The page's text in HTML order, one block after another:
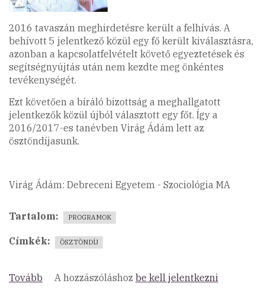
2016 tavaszán meghirdetésre került a felhívás. A
behívott 5 jelentkező közül egy fő került kiválasztásra,
azonban a kapcsolatfelvételt követő egyeztetések és
segítségnyújtás után nem kezdte meg önkéntes
tevékenységét.
Ezt követően a bíráló bizottság a meghallgatott
jelentkezők közül újból választott egy főt. Így a
2016/2017-es tanévben Virág Ádám lett az
ösztöndíjasunk.
Virág Ádám: Debreceni Egyetem - Szociológia MA
Tartalom PROGRAMOK
Címkék ÖSZTÖNDÍJ
Tovább (2016/2017-
A hozzászóláshoz be kell jelentkezni